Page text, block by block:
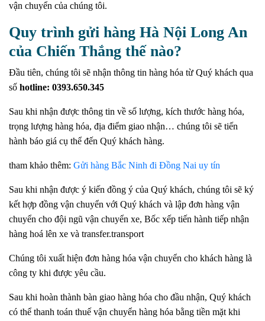
vận chuyển của chúng tôi.
Quy trình gửi hàng Hà Nội Long An
của Chiến Thắng thế nào?
Đầu tiên, chúng tôi sẽ nhận thông tin hàng hóa từ Quý khách qua
số hotline: 0393.650.345
Sau khi nhận được thông tin về số lượng, kích thước hàng hóa,
trọng lượng hàng hóa, địa điểm giao nhận… chúng tôi sẽ tiến
hành báo giá cụ thể đến Quý khách hàng.
tham khảo thêm: Gửi hàng Bắc Ninh đi Đồng Nai uy tín
Sau khi nhận được ý kiến ​​đồng ý của Quý khách, chúng tôi sẽ ký
kết hợp đồng vận chuyển với Quý khách và lập đơn hàng vận
chuyển cho đội ngũ vận chuyển xe, Bốc xếp tiến hành tiếp nhận
hàng hoá lên xe và transfer.transport
Chúng tôi xuất hiện đơn hàng hóa vận chuyển cho khách hàng là
công ty khi được yêu cầu.
Sau khi hoàn thành bàn giao hàng hóa cho đầu nhận, Quý khách
có thể thanh toán thuế vận chuyển hàng hóa bằng tiền mặt khi